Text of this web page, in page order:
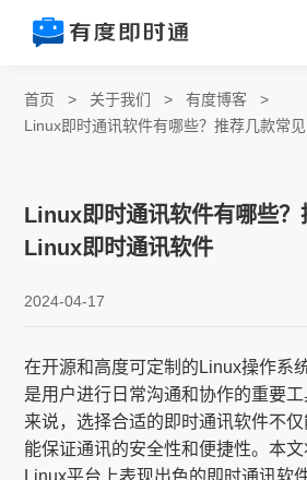
首页 > 关于我们 >有度博客 >
Linux即时通讯软件有哪些？推荐几款常
Linux即时通讯软件有哪些？
Linux即时通讯软件
2024-04-17
在开源和高度可定制的Linux操作系
是用户进行日常沟通和协作的重要
来说，选择合适的即时通讯软件不
能保证通讯的安全性和便捷性。本
Linux平台上表现出色的即时通讯软